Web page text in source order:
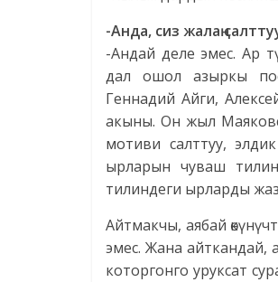
-Анда, сиз жалаң
-Андай деле эмес. Ар
дал ошол азыркы
Геннадий Айги,
акыны. Он жыл
мотиви салттуу,
ырларын чуваш
тилиндеги ырларды
Айтмакчы, аябай
эмес. Жана айткандай,
которгонго уруксат